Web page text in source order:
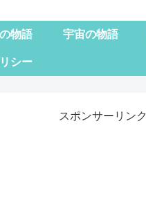
物語 宇宙の物語
シー
スポンサーリンク